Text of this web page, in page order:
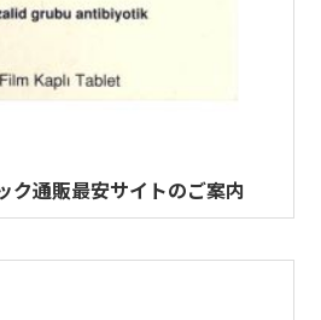
ク通販最安サイトのご案内